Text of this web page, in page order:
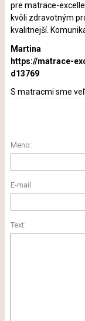
pre matrace-
kvôli zdravotným
kvalitnejší.
Martina
https://matrace-
d13769
S matracmi sme
Meno:
E-mail:
Text: